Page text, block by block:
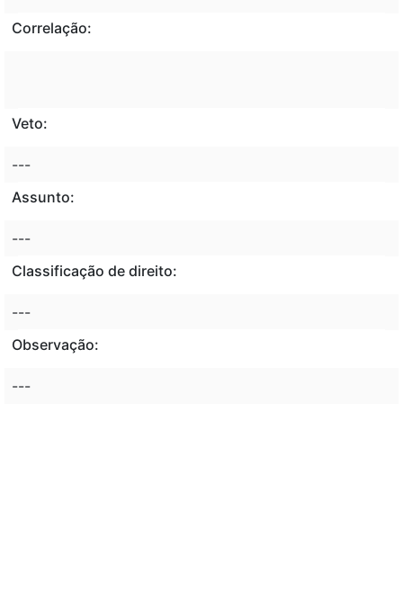
Correlação:
Veto:
---
Assunto:
---
Classificação de direito:
---
Observação:
---